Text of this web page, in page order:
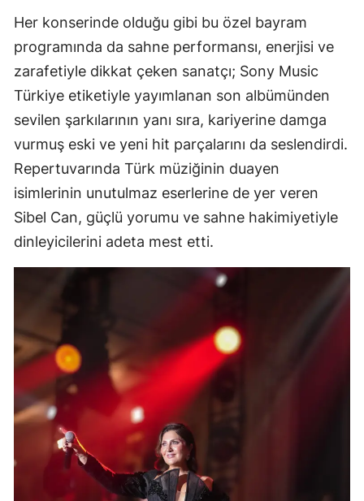
Her konserinde olduğu gibi bu özel bayram
programında da sahne performansı, enerjisi ve
zarafetiyle dikkat çeken sanatçı; Sony Music
Türkiye etiketiyle yayımlanan son albümünden
sevilen şarkılarının yanı sıra, kariyerine damga
vurmuş eski ve yeni hit parçalarını da seslendirdi.
Repertuvarında Türk müziğinin duayen
isimlerinin unutulmaz eserlerine de yer veren
Sibel Can, güçlü yorumu ve sahne hakimiyetiyle
dinleyicilerini adeta mest etti.